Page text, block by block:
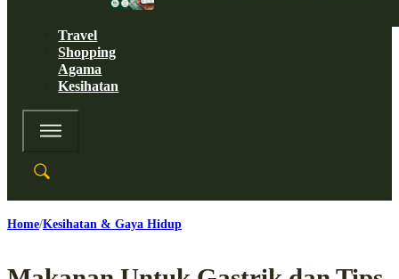
Travel
Shopping
Agama
Kesihatan
Home Kesihatan & Gaya Hidup